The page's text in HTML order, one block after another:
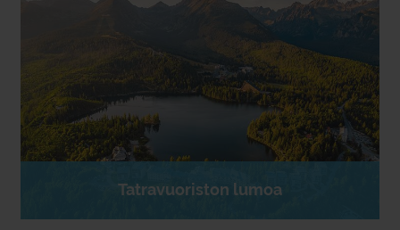
Tatravuoriston lumoa